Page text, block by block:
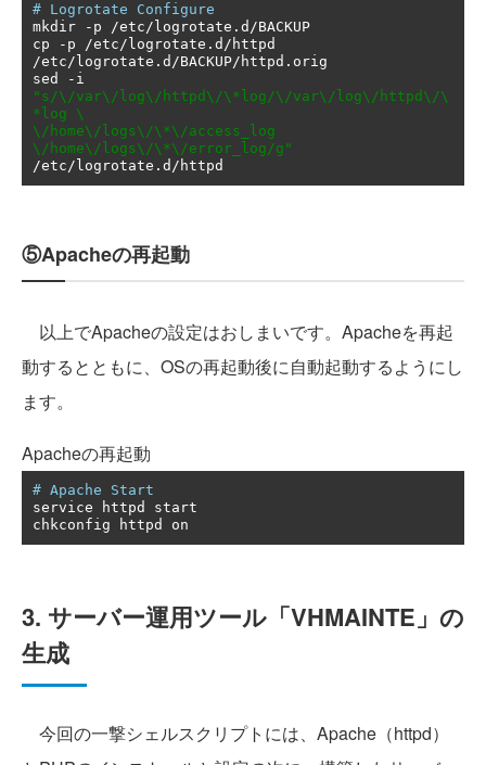
# Logrotate Configure
mkdir
- p /etc/ logrotate . d /BACKUP
cp
- p /etc/ logrotate . d /
/etc/ logrotate . d /BACKUP/ httpd . orig
sed
-
"s/\/var\/log\/httpd\/\*log/\/var\/log\/httpd\/\
*log \
\/home\/logs\/\*\/access_log
\/home\/logs\/\*\/error_log/g"
/etc/ logrotate . d / httpd
⑤Apacheの再起動
以上でApacheの設定はおしまいです。Apacheを再起
動するとともに、OSの再起動後に自動起動するようにし
ます。
Apacheの再起動
# Apache Start
service httpd start
chkconfig httpd on
3. サーバー運用ツール「VHMAINTE」の
生成
今回の一撃シェルスクリプトには、Apache（httpd）